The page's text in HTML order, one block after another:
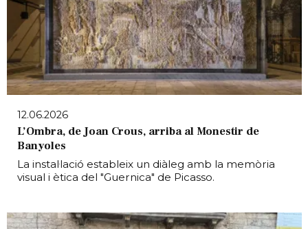
12.06.2026
L’Ombra, de Joan Crous, arriba al Monestir de
Banyoles
La instal·lació estableix un diàleg amb la memòria
visual i ètica del "Guernica" de Picasso.